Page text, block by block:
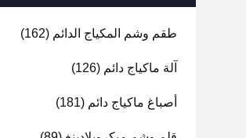
طقم وشم المكياج الدائم (162)
آلة ماكياج دائم (126)
أصباغ ماكياج دائم (181)